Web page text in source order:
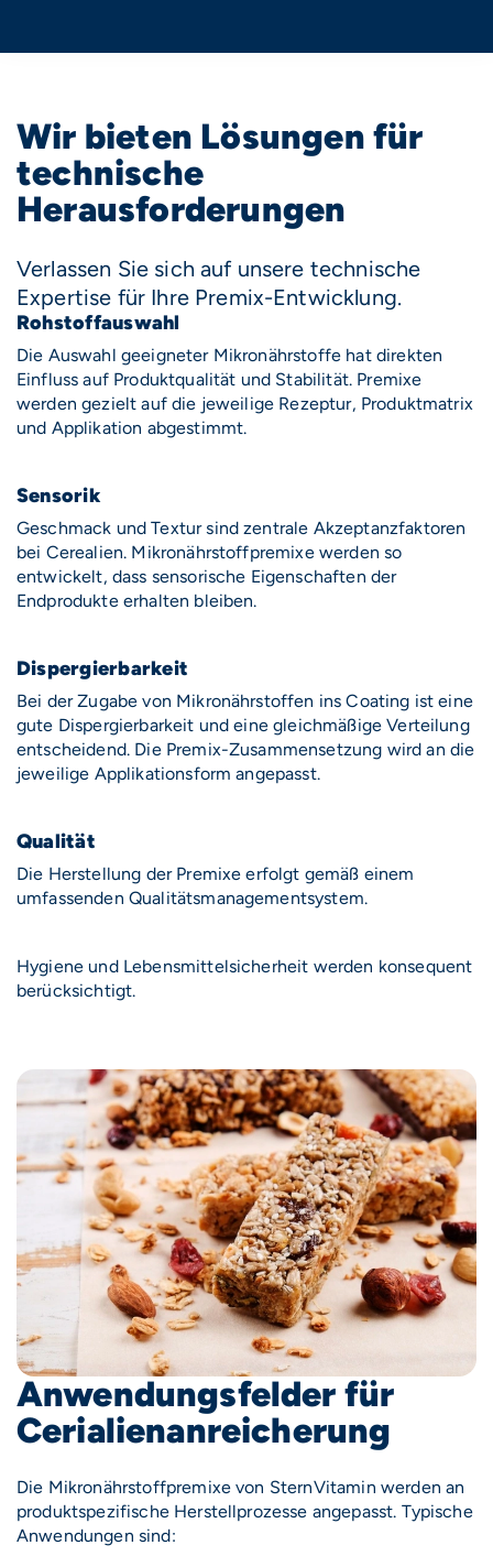
Wir bieten Lösungen für
technische
Herausforderungen
Verlassen Sie sich auf unsere technische
Expertise für Ihre Premix-Entwicklung.
Rohstoffauswahl
Die Auswahl geeigneter Mikronährstoffe hat direkten
Einfluss auf Produktqualität und Stabilität. Premixe
werden gezielt auf die jeweilige Rezeptur, Produktmatrix
und Applikation abgestimmt.
Sensorik
Geschmack und Textur sind zentrale Akzeptanzfaktoren
bei Cerealien. Mikronährstoffpremixe werden so
entwickelt, dass sensorische Eigenschaften der
Endprodukte erhalten bleiben.
Dispergierbarkeit
Bei der Zugabe von Mikronährstoffen ins Coating ist eine
gute Dispergierbarkeit und eine gleichmäßige Verteilung
entscheidend. Die Premix-Zusammensetzung wird an die
jeweilige Applikationsform angepasst.
Qualität
Die Herstellung der Premixe erfolgt gemäß einem
umfassenden Qualitätsmanagementsystem.
Hygiene und Lebensmittelsicherheit werden konsequent
berücksichtigt.
Anwendungsfelder für
Cerialienanreicherung
Die Mikronährstoffpremixe von SternVitamin werden an
produktspezifische Herstellprozesse angepasst. Typische
Anwendungen sind: